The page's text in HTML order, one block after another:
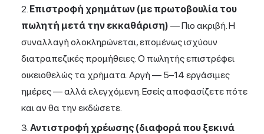
Επιστροφή χρημάτων (με πρωτοβουλία του
πωλητή μετά την εκκαθάριση) — Πιο ακριβή. Η
συναλλαγή ολοκληρώνεται, επομένως ισχύουν
διατραπεζικές προμήθειες. Ο πωλητής επιστρέφει
οικειοθελώς τα χρήματα. Αργή — 5–14 εργάσιμες
ημέρες — αλλά ελεγχόμενη. Εσείς αποφασίζετε πότε
και αν θα την εκδώσετε.
Αντιστροφή χρέωσης (διαφορά που ξεκινά